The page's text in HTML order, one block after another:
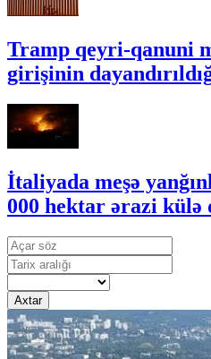
Tramp qeyri-qanuni
girişinin
İtaliyada meşə
000 hektar ərazi külə
Axtar